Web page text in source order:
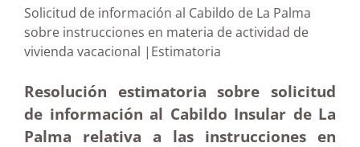
Solicitud de información al Cabildo de La Palma
sobre instrucciones en materia de actividad de
vivienda vacacional |Estimatoria
Resolución estimatoria sobre solicitud
de información al Cabildo Insular de La
Palma relativa a las instrucciones en